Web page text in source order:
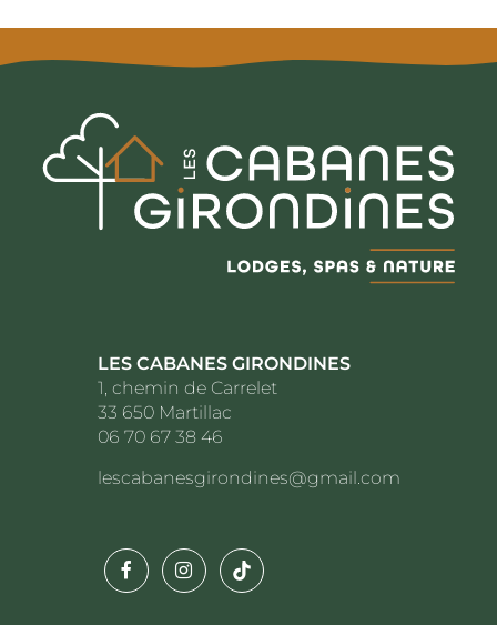
LES CABANES GIRONDINES
1, chemin de Carrelet
33 650 Martillac
06 70 67 38 46
lescabanesgirondines@gmail.com